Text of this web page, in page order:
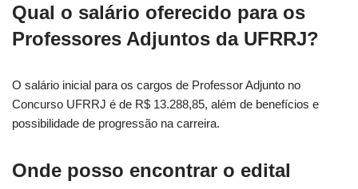
Qual o salário oferecido para os
Professores Adjuntos da UFRRJ?
O salário inicial para os cargos de Professor Adjunto no
Concurso UFRRJ é de R$ 13.288,85, além de benefícios e
possibilidade de progressão na carreira.
Onde posso encontrar o edital